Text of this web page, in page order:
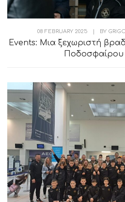
08 FEBRUARY 2025 | BY
Events: Μια ξεχωριστή
Ποδοσφαίρου